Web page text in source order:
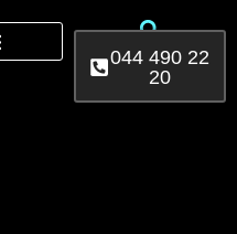
044 490 22
20